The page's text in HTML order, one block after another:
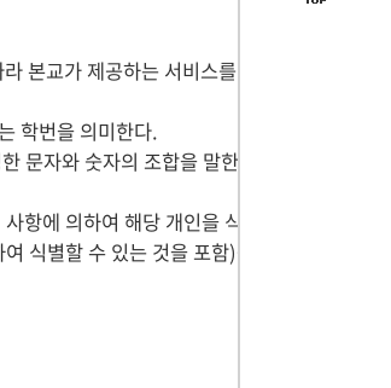
본교가 제공하는 서비스를
학번을 의미한다.
문자와 숫자의 조합을 말한
항에 의하여 해당 개인을 식
식별할 수 있는 것을 포함)를